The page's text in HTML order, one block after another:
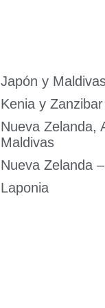
Japón y
Kenia y Zanzibar
Nueva Zelanda,
Maldivas
Nueva Zelanda
Laponia